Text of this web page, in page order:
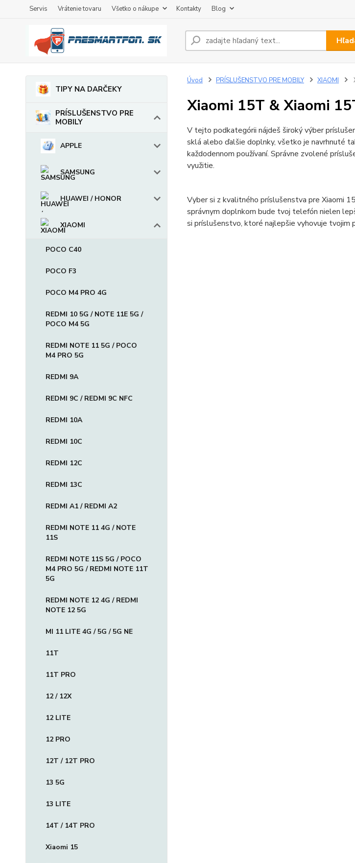
Servis Vrátenie tovaru Všetko o nákupe Kontakty Blog
TIPY NA DARČEKY
PRÍSLUŠENSTVO PRE
MOBILY
APPLE
SAMSUNG
HUAWEI / HONOR
XIAOMI
POCO C40
POCO F3
POCO M4 PRO 4G
REDMI 10 5G / NOTE 11E 5G /
POCO M4 5G
REDMI NOTE 11 5G / POCO
M4 PRO 5G
REDMI 9A
REDMI 9C / REDMI 9C NFC
REDMI 10A
REDMI 10C
REDMI 12C
REDMI 13C
REDMI A1 / REDMI A2
REDMI NOTE 11 4G / NOTE
11S
REDMI NOTE 11S 5G / POCO
M4 PRO 5G / REDMI NOTE 11T
5G
REDMI NOTE 12 4G / REDMI
NOTE 12 5G
MI 11 LITE 4G / 5G / 5G NE
11T
11T PRO
12 / 12X
12 LITE
12 PRO
12T / 12T PRO
13 5G
13 LITE
14T / 14T PRO
Xiaomi 15
Úvod PRÍSLUŠENSTVO PRE MOBILY XIAOMI
Xiaomi 15T & Xiaomi
V tejto podkategórii nájdeš široký výber
sklá alebo ďalšie doplnky, všetko je navrhnuté
každodennom používaní. Správne zvolené
využitie.
Vyber si z kvalitného príslušenstva pre Xiaomi
správnym doplnkom bude tvoj telefón nielen
si príslušenstvo, ktoré najlepšie vyhovuje tvojim